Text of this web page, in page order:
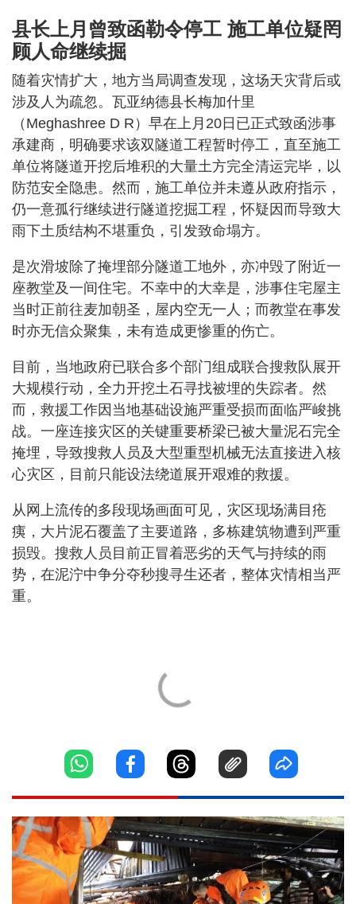
县长上月曾致函勒令停工 施工单位疑罔
顾人命继续掘
随着灾情扩大，地方当局调查发现，这场天灾背后或
涉及人为疏忽。瓦亚纳德县长梅加什里
（Meghashree D R）早在上月20日已正式致函涉事
承建商，明确要求该双隧道工程暂时停工，直至施工
单位将隧道开挖后堆积的大量土方完全清运完毕，以
防范安全隐患。然而，施工单位并未遵从政府指示，
仍一意孤行继续进行隧道挖掘工程，怀疑因而导致大
雨下土质结构不堪重负，引发致命塌方。
是次滑坡除了掩埋部分隧道工地外，亦冲毁了附近一
座教堂及一间住宅。不幸中的大幸是，涉事住宅屋主
当时正前往麦加朝圣，屋内空无一人；而教堂在事发
时亦无信众聚集，未有造成更惨重的伤亡。
目前，当地政府已联合多个部门组成联合搜救队展开
大规模行动，全力开挖土石寻找被埋的失踪者。然
而，救援工作因当地基础设施严重受损而面临严峻挑
战。一座连接灾区的关键重要桥梁已被大量泥石完全
掩埋，导致搜救人员及大型重型机械无法直接进入核
心灾区，目前只能设法绕道展开艰难的救援。
从网上流传的多段现场画面可见，灾区现场满目疮
痍，大片泥石覆盖了主要道路，多栋建筑物遭到严重
损毁。搜救人员目前正冒着恶劣的天气与持续的雨
势，在泥泞中争分夺秒搜寻生还者，整体灾情相当严
重。